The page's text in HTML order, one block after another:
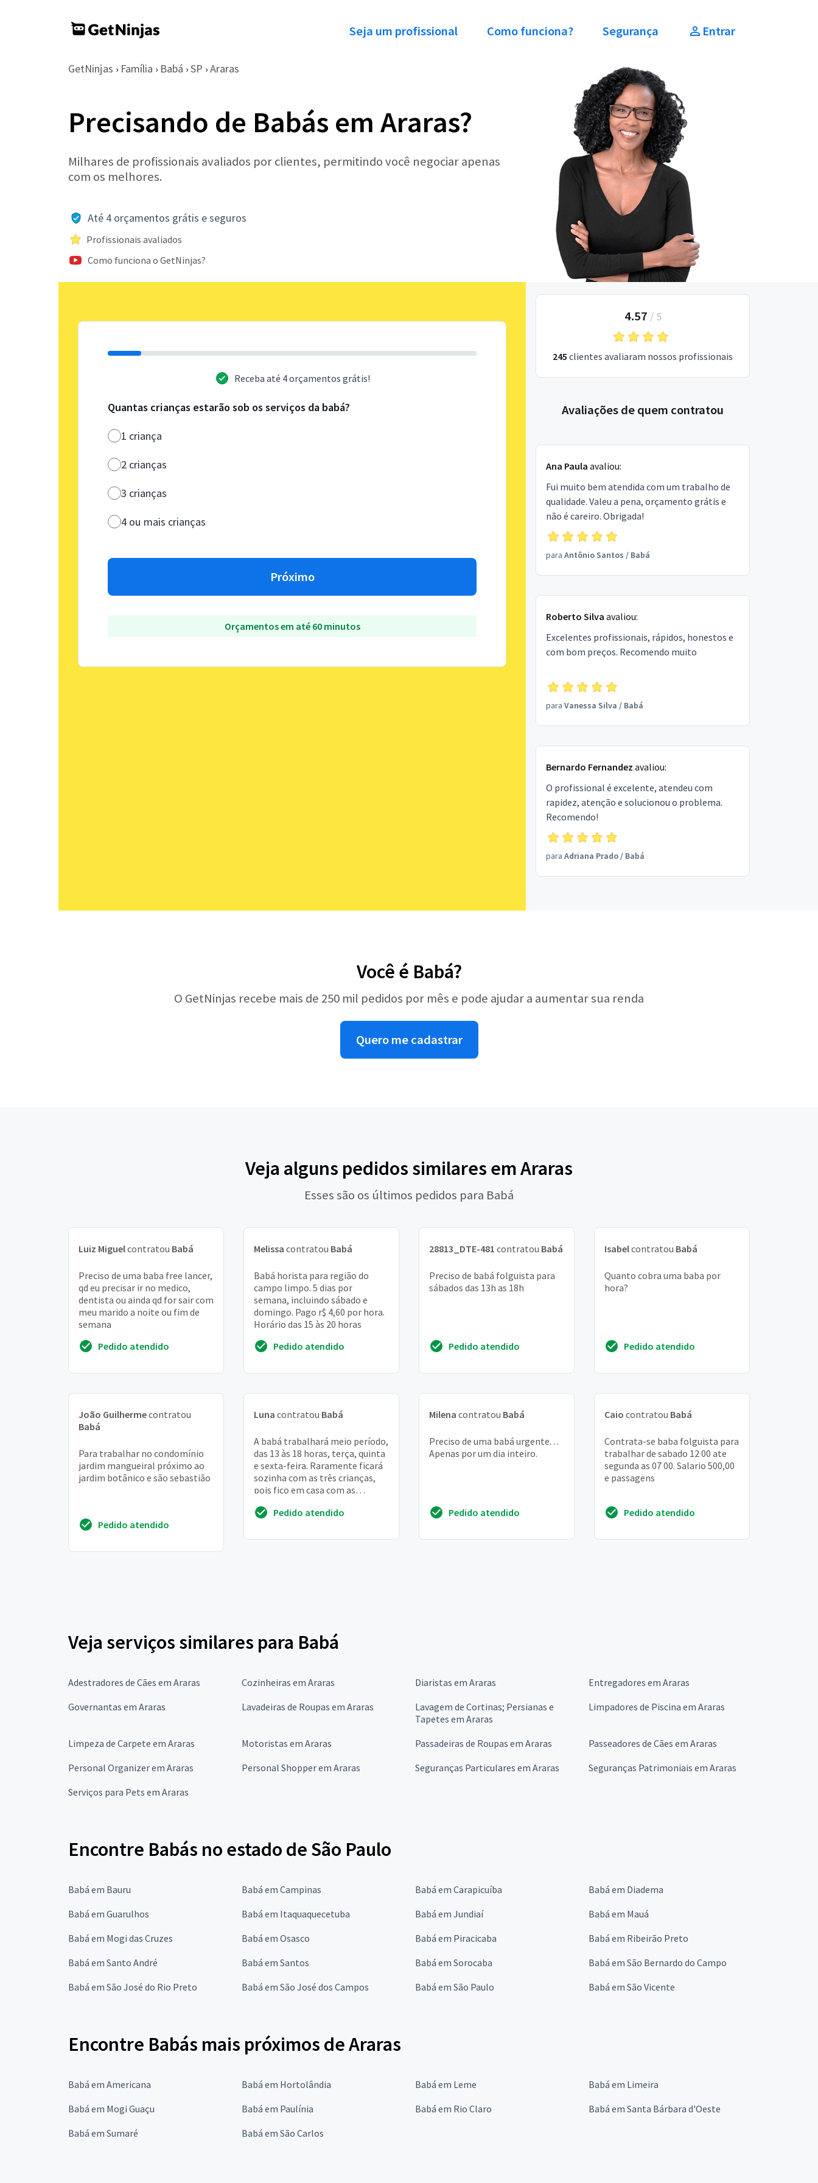
Seja um profissional Como funciona? Segurança Entrar
GetNinjas › Família › Babá › SP › Araras
Precisando de Babás em Araras?
Milhares de profissionais avaliados por clientes, permitindo você negociar apenas
com os melhores.
Até 4 orçamentos grátis e seguros
Profissionais avaliados
Como funciona o GetNinjas?
Receba até 4 orçamentos grátis!
Quantas crianças estarão sob os serviços da babá?
1 criança
2 crianças
3 crianças
4 ou mais crianças
Próximo
Orçamentos em até 60 minutos
4.57 / 5
245 clientes avaliaram nossos profissionais
Avaliações de quem contratou
Ana Paula avaliou:
Fui muito bem atendida com um trabalho de
qualidade. Valeu a pena, orçamento grátis e
não é careiro. Obrigada!
para Antônio Santos / Babá
Roberto Silva avaliou:
Excelentes profissionais, rápidos, honestos e
com bom preços. Recomendo muito
para Vanessa Silva / Babá
Bernardo Fernandez avaliou:
O profissional é excelente, atendeu com
rapidez, atenção e solucionou o problema.
Recomendo!
para Adriana Prado/ Babá
Você é Babá?
O GetNinjas recebe mais de 250 mil pedidos por mês e pode ajudar a aumentar sua renda
Quero me cadastrar
Veja alguns pedidos similares em Araras
Esses são os últimos pedidos para Babá
Luiz Miguelcontratou Babá
Preciso de uma baba free lancer,
qd eu precisar ir no medico,
dentista ou ainda qd for sair com
meu marido a noite ou fim de
semana
Pedido atendido
Melissa contratou Babá
Babá horista para região do
campo limpo. 5 dias por
semana, incluindo sábado e
domingo. Pago r$ 4,60 por hora.
Horário das 15 às 20 horas
Pedido atendido
28813_DTE-481 contratou Babá
Preciso de babá folguista para
sábados das 13h as 18h
Pedido atendido
Isabelcontratou Babá
Quanto cobra uma baba por
hora?
Pedido atendido
João Guilhermecontratou
Babá
Para trabalhar no condomínio
jardim mangueiral próximo ao
jardim botânico e são sebastião
Pedido atendido
Luna contratou Babá
A babá trabalhará meio período,
das 13 às 18 horas, terça, quinta
e sexta-feira. Raramente ficará
sozinha com as três crianças,
pois fico em casa com as
Pedido atendido
Milena contratou Babá
Preciso de uma babá urgente. . .
Apenas por um dia inteiro.
Pedido atendido
Caio contratou Babá
Contrata-se baba folguista para
trabalhar de sabado 12 00 ate
segunda as 07 00. Salario 500,00
e passagens
Pedido atendido
Veja serviços similares para Babá
Adestradores de Cães em Araras Cozinheiras em Araras Diaristas em Araras
Entregadores em Araras
Governantas em Araras
Lavadeiras de Roupas em Araras
Lavagem de Cortinas; Persianas e
Tapetes em Araras
Limpadores de Piscina em Araras
Limpeza de Carpete em Araras Motoristas em Araras Passadeiras de Roupas em Araras
Passeadores de Cães em Araras
Personal Organizer em Araras
Personal Shopper em Araras Seguranças Particulares em Araras
Seguranças Patrimoniais em Araras
Serviços para Pets em Araras
Encontre Babás no estado de São Paulo
Babá em Bauru Babá em Campinas Babá em Carapicuíba
Babá em Diadema
Babá em Guarulhos
Babá em Itaquaquecetuba Babá em Jundiaí
Babá em Mauá
Babá em Mogi das Cruzes
Babá em Osasco Babá em Piracicaba
Babá em Ribeirão Preto
Babá em Santo André
Babá em Santos Babá em Sorocaba
Babá em São Bernardo do Campo
Babá em São José do Rio Preto
Babá em São José dos Campos Babá em São Paulo Babá em São Vicente
Encontre Babás mais próximos de Araras
Babá em Americana Babá em Hortolândia Babá em Leme
Babá em Limeira
Babá em Mogi Guaçu
Babá em Paulínia Babá em Rio Claro
Babá em Santa Bárbara d'Oeste
Babá em Sumaré
Babá em São Carlos